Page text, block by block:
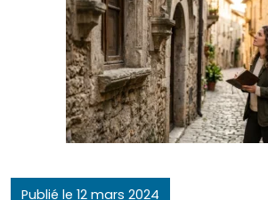
Publié le 12 mars 2024